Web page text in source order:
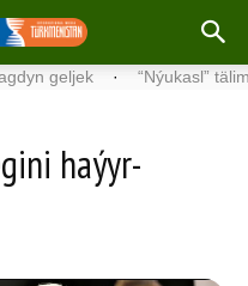
· “Nýukasl” tälimçisini
haýyr-